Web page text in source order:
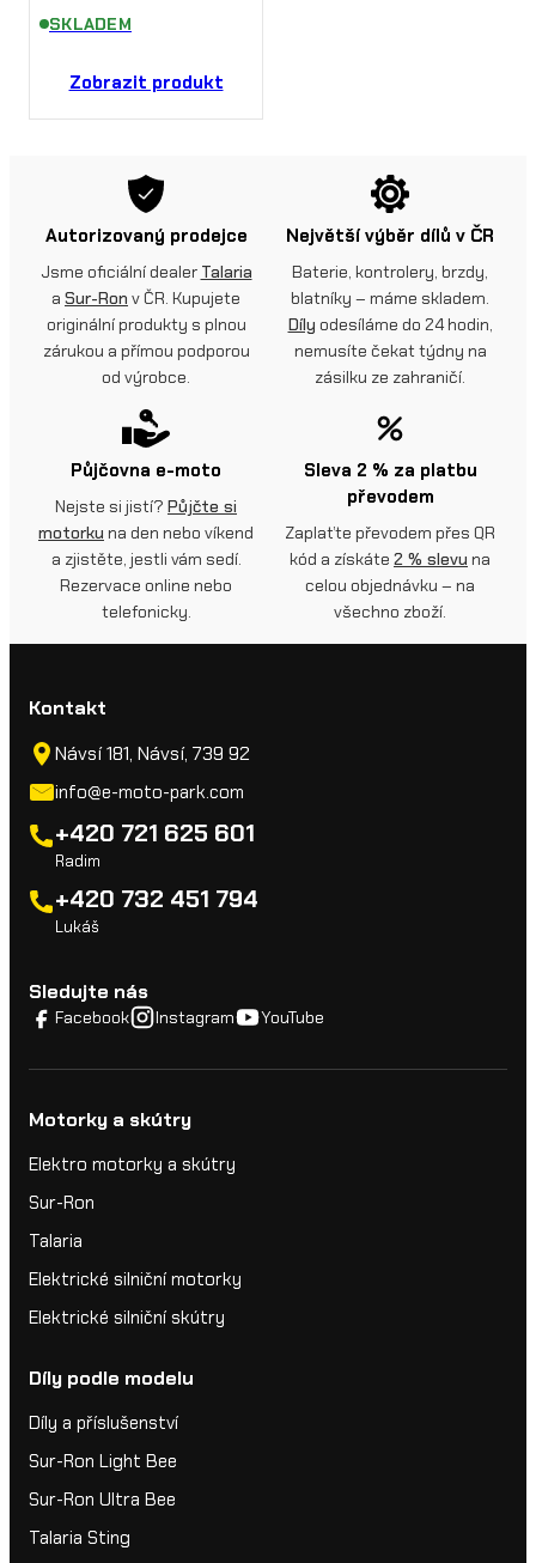
SKLADEM
Zobrazit produkt
Autorizovaný prodejce
Jsme oficiální dealer Talaria
a Sur-Ron v ČR. Kupujete
originální produkty s plnou
zárukou a přímou podporou
od výrobce.
Největší výběr dílů v ČR
Baterie, kontrolery, brzdy,
blatníky – máme skladem.
Díly odesíláme do 24 hodin,
nemusíte čekat týdny na
zásilku ze zahraničí.
Půjčovna e-moto
Nejste si jistí? Půjčte si
motorku na den nebo víkend
a zjistěte, jestli vám sedí.
Rezervace online nebo
telefonicky.
Sleva 2 % za platbu
převodem
Zaplaťte převodem přes QR
kód a získáte 2 % slevu na
celou objednávku – na
všechno zboží.
Kontakt
Návsí 181, Návsí, 739 92
info@e-moto-park.com
+420 721 625 601
Radim
+420 732 451 794
Lukáš
Sledujte nás
Facebook Instagram YouTube
Motorky a skútry
Elektro motorky a skútry
Sur-Ron
Talaria
Elektrické silniční motorky
Elektrické silniční skútry
Díly podle modelu
Díly a příslušenství
Sur-Ron Light Bee
Sur-Ron Ultra Bee
Talaria Sting